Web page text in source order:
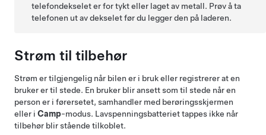
telefondekselet er for tykt eller laget av metall. Prøv å ta
telefonen ut av dekselet før du legger den på laderen.
Strøm til tilbehør
Strøm er tilgjengelig når bilen er i bruk eller registrerer at en
bruker er til stede. En bruker blir ansett som til stede når en
person er i førersetet, samhandler med berøringsskjermen
eller i Camp-modus. Lavspenningsbatteriet tappes ikke når
tilbehør blir stående tilkoblet.